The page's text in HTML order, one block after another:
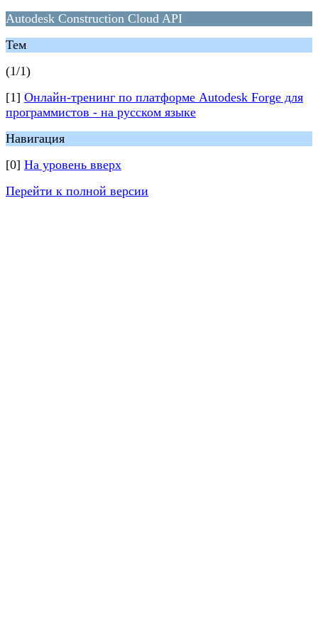
Autodesk Construction Cloud API
Тем
(1/1)
[1] Онлайн-тренинг по платформе Autodesk Forge для
программистов - на русском языке
Навигация
[0] На уровень вверх
Перейти к полной версии